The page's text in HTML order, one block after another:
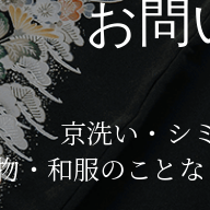
お問
京洗い・シ
・和服のこと